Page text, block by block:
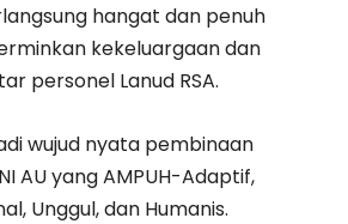
hangat dan penuh
kekeluargaan dan
personel Lanud RSA.
wujud nyata pembinaan
AU yang AMPUH-Adaptif,
Unggul, dan Humanis.